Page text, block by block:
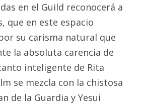
en el Guild reconocerá a
que en este espacio
su carisma natural que
la absoluta carencia de
inteligente de Rita
se mezcla con la chistosa
de la Guardia y Yesui